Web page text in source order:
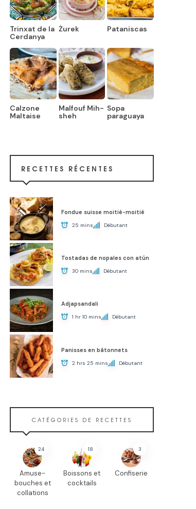
Trinxat de la
Cerdanya
Żurek Pataniscas
Calzone
Maltaise
Malfouf Mih-
sheh
Sopa
paraguaya
RECETTES RÉCENTES
Fondue suisse moitié-moitié
25 mins Débutant
Tostadas de nopales con atún
30 mins Débutant
Adjapsandali
1 hr 10 mins Débutant
Panisses en bâtonnets
2 hrs 25 mins Débutant
CATÉGORIES DE RECETTES
24
Amuse-
bouches et
collations
18
Boissons et
cocktails
3
Confiserie